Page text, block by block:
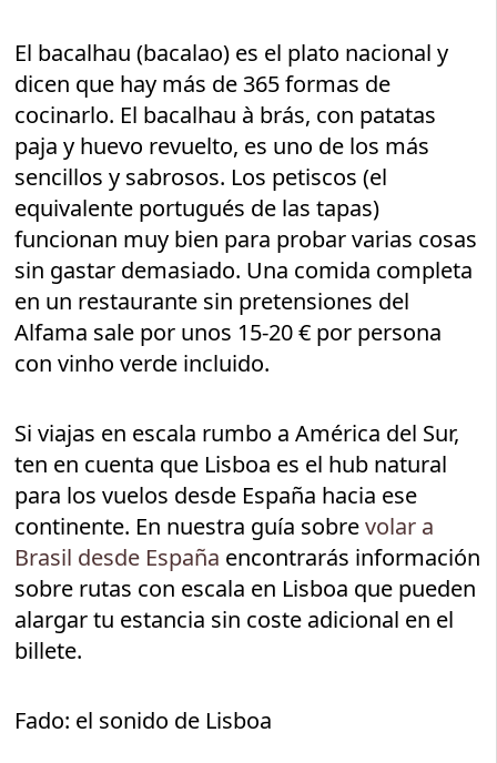
El bacalhau (bacalao) es el plato nacional y
dicen que hay más de 365 formas de
cocinarlo. El bacalhau à brás, con patatas
paja y huevo revuelto, es uno de los más
sencillos y sabrosos. Los petiscos (el
equivalente portugués de las tapas)
funcionan muy bien para probar varias cosas
sin gastar demasiado. Una comida completa
en un restaurante sin pretensiones del
Alfama sale por unos 15-20 € por persona
con vinho verde incluido.
Si viajas en escala rumbo a América del Sur,
ten en cuenta que Lisboa es el hub natural
para los vuelos desde España hacia ese
continente. En nuestra guía sobrevolar a
Brasil desde España encontrarás información
sobre rutas con escala en Lisboa que pueden
alargar tu estancia sin coste adicional en el
billete.
Fado: el sonido de Lisboa